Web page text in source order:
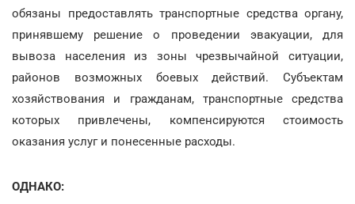
обязаны предоставлять транспортные средства органу,
принявшему решение о проведении эвакуации, для
вывоза населения из зоны чрезвычайной ситуации,
районов возможных боевых действий. Субъектам
хозяйствования и гражданам, транспортные средства
которых привлечены, компенсируются стоимость
оказания услуг и понесенные расходы.
ОДНАКО: